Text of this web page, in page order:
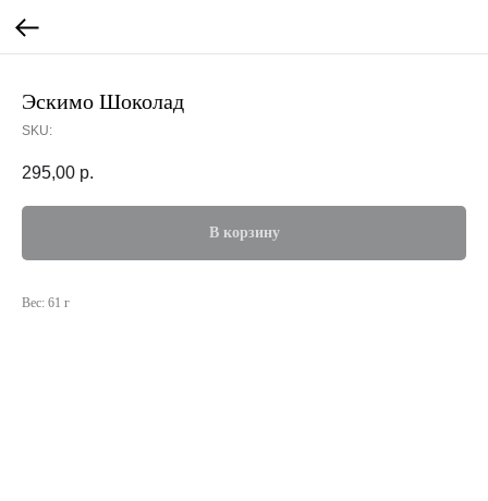
Эскимо Шоколад
SKU:
295,00 р.
В корзину
Вес: 61 г